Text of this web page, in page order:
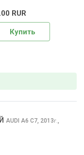
RUR
Купить
AUDI A6 C7, 2013г.